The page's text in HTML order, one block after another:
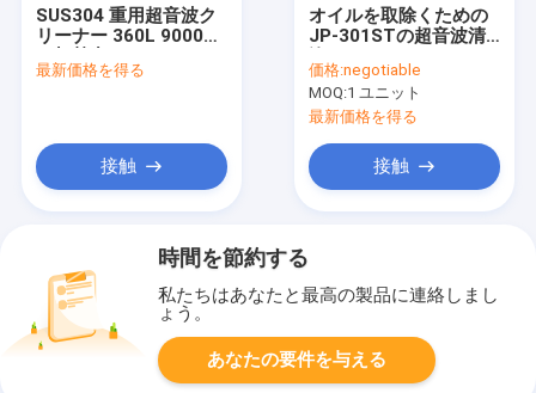
SUS304 重用超音波ク
リーナー 360L 9000W
最新価格を得る
接触
オイルを取除くための
JP-301STの超音波清
エンジン部分
価格:negotiable
MOQ:1 ユニット
最新価格を得る
接触
時間を節約する
私たちはあなたと最高の製品に連絡しまし
ょう。
あなたの要件を与える